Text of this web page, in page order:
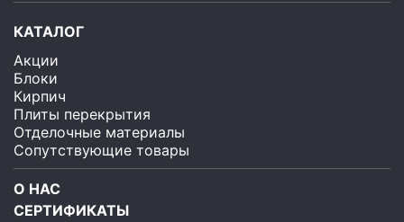
КАТАЛОГ
Акции
Блоки
Кирпич
Плиты перекрытия
Отделочные материалы
Сопутствующие товары
О НАС
СЕРТИФИКАТЫ